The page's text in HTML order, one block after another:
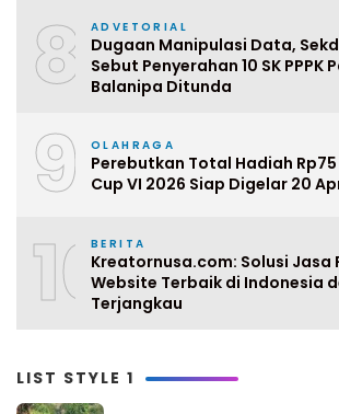
8 ADVETORIAL
Dugaan Manipulasi Data,
Sebut Penyerahan 10 SK PPPK
Balanipa Ditunda
9 OLAHRAGA
Perebutkan Total Hadiah
Cup VI 2026 Siap Digelar 20
10BERITA
Kreatornusa.com: Solusi Jasa
Website Terbaik di Indonesia
Terjangkau
LIST STYLE 1